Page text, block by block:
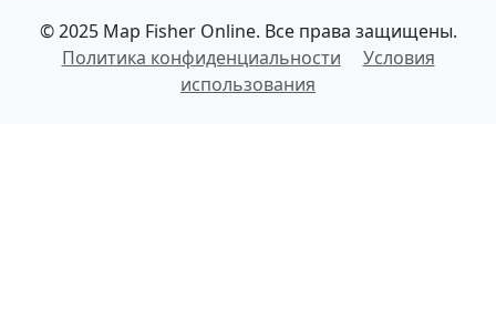
© 2025 Map Fisher Online. Все права защищены.
Политика конфиденциальности
Условия
использования